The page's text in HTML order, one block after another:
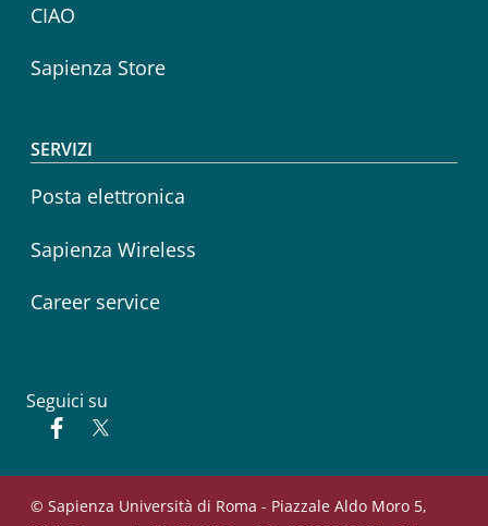
CIAO
Sapienza Store
SERVIZI
Posta elettronica
Sapienza Wireless
Career service
Seguici su
Facebook
© Sapienza Università di Roma - Piazzale Aldo Moro 5,